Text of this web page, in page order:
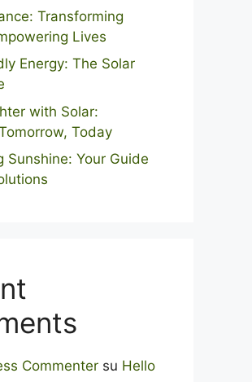
Transforming
Lives
Energy: The Solar
with Solar:
Today
Sunshine: Your Guide
Commenter su Hello